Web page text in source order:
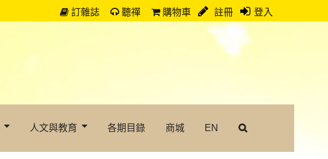
訂雜誌 聽禪 購物車 註冊 登入
人文與教育 各期目錄 商城 EN